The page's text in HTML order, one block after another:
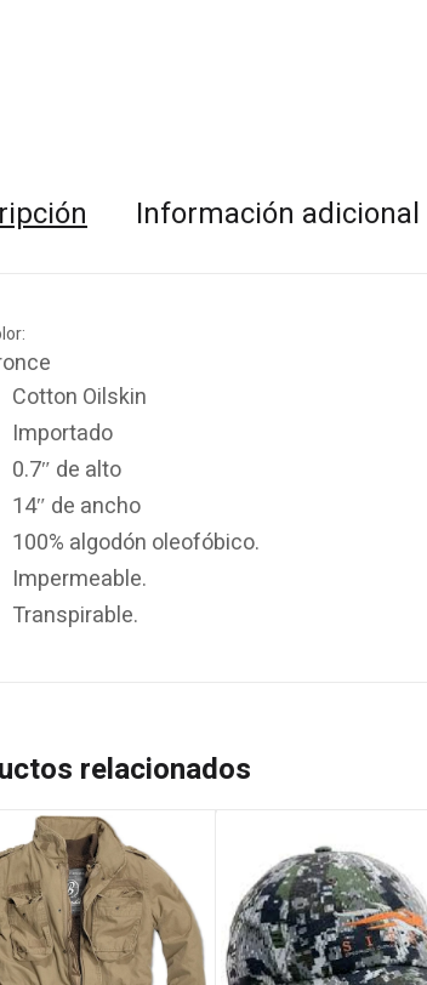
Información adicional
Cotton Oilskin
Importado
0.7″ de alto
14″ de ancho
100% algodón oleofóbico.
Impermeable.
Transpirable.
relacionados